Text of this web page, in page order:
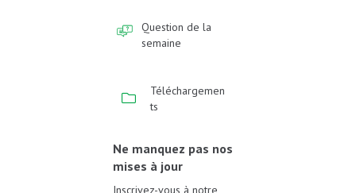
Question de la
semaine
Téléchargemen
ts
Ne manquez pas nos
mises à jour
Inscrivez-vous à notre